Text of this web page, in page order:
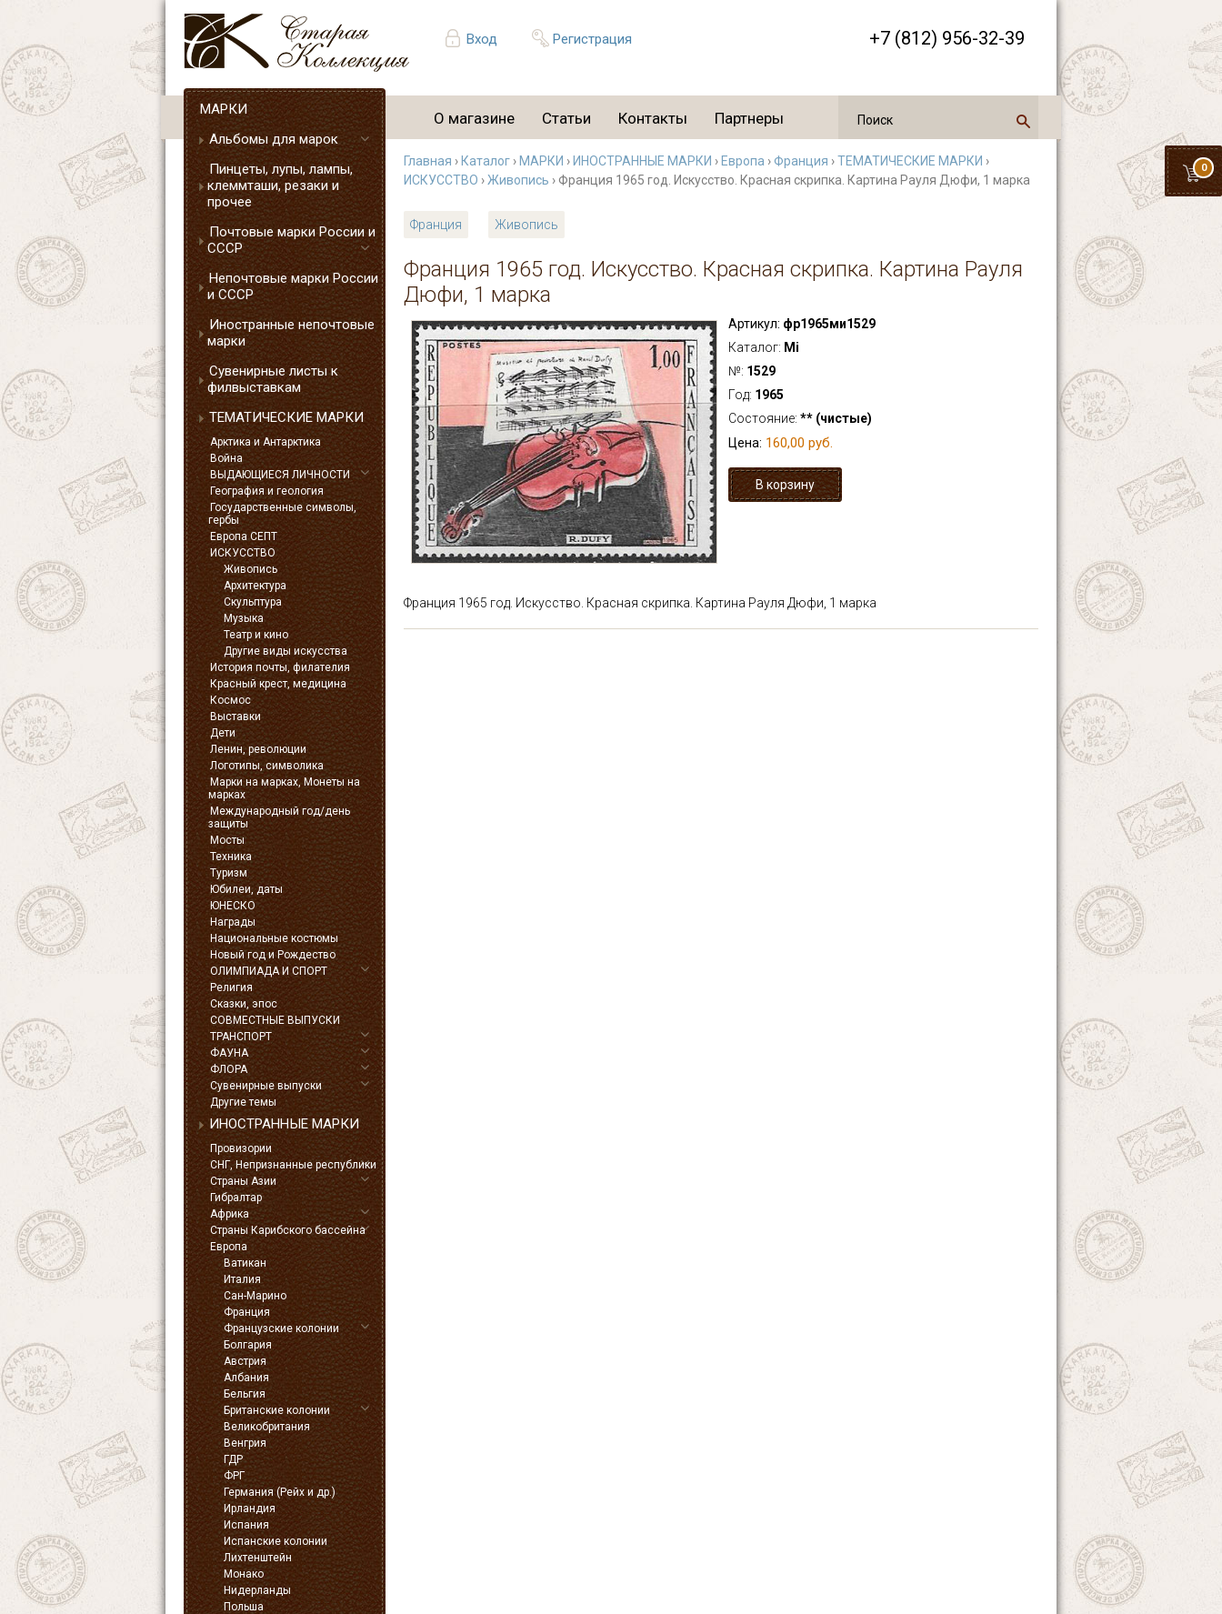
Вход Регистрация +7 (812) 956-32-39
0
О магазине Статьи Контакты Партнеры
МАРКИ
Альбомы для марок
Пинцеты, лупы, лампы,
клеммташи, резаки и
прочее
Почтовые марки России и
СССР
Непочтовые марки России
и СССР
Иностранные непочтовые
марки
Сувенирные листы к
филвыставкам
ТЕМАТИЧЕСКИЕ МАРКИ
Арктика и Антарктика
Война
ВЫДАЮЩИЕСЯ ЛИЧНОСТИ
География и геология
Государственные символы,
гербы
Европа СЕПТ
ИСКУССТВО
Живопись
Архитектура
Скульптура
Музыка
Театр и кино
Другие виды искусства
История почты, филателия
Красный крест, медицина
Космос
Выставки
Дети
Ленин, революции
Логотипы, символика
Марки на марках, Монеты на
марках
Международный год/день
защиты
Мосты
Техника
Туризм
Юбилеи, даты
ЮНЕСКО
Награды
Национальные костюмы
Новый год и Рождество
ОЛИМПИАДА И СПОРТ
Религия
Сказки, эпос
СОВМЕСТНЫЕ ВЫПУСКИ
ТРАНСПОРТ
ФАУНА
ФЛОРА
Сувенирные выпуски
Другие темы
ИНОСТРАННЫЕ МАРКИ
Провизории
СНГ, Непризнанные республики
Страны Азии
Гибралтар
Африка
Страны Карибского бассейна
Европа
Ватикан
Италия
Сан-Марино
Франция
Французские колонии
Болгария
Австрия
Албания
Бельгия
Британские колонии
Великобритания
Венгрия
ГДР
ФРГ
Германия (Рейх и др.)
Ирландия
Испания
Испанские колонии
Лихтенштейн
Монако
Нидерланды
Польша
Главная › Каталог › МАРКИ › ИНОСТРАННЫЕ МАРКИ › Европа ›Франция ›ТЕМАТИЧЕСКИЕ МАРКИ ›
ИСКУССТВО ›Живопись › Франция 1965 год. Искусство. Красная скрипка. Картина Рауля Дюфи, 1 марка
Франция Живопись
Франция 1965 год. Искусство. Красная скрипка. Картина Рауля
Дюфи, 1 марка
Артикул: фр1965ми1529
Каталог: Mi
№: 1529
Год: 1965
Состояние: ** (чистые)
Цена: 160,00 руб.
Франция 1965 год. Искусство. Красная скрипка. Картина Рауля Дюфи, 1 марка